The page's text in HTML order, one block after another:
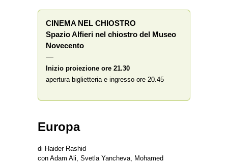
CINEMA NEL CHIOSTRO
Spazio Alfieri nel chiostro del Museo
Novecento
—
Inizio proiezione ore 21.30
apertura biglietteria e ingresso ore 20.45
Europa
di Haider Rashid
con Adam Ali, Svetla Yancheva, Mohamed